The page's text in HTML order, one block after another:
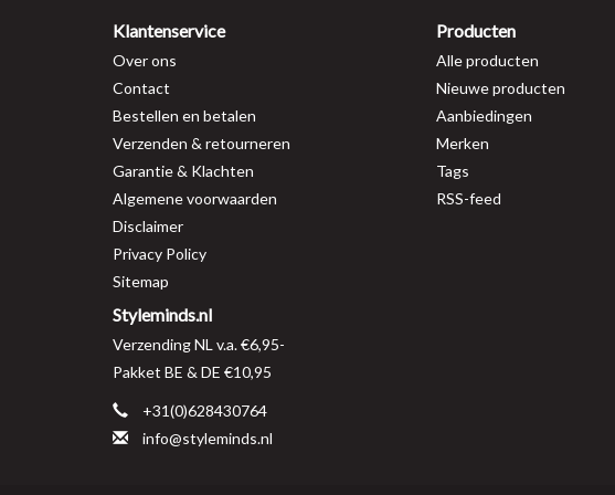
Klantenservice
Over ons
Contact
Bestellen en betalen
Verzenden & retourneren
Garantie & Klachten
Algemene voorwaarden
Disclaimer
Privacy Policy
Sitemap
Producten
Alle producten
Nieuwe producten
Aanbiedingen
Merken
Tags
RSS-feed
Styleminds.nl
Verzending NL v.a. €6,95-
Pakket BE & DE €10,95
+31(0)628430764
info@styleminds.nl